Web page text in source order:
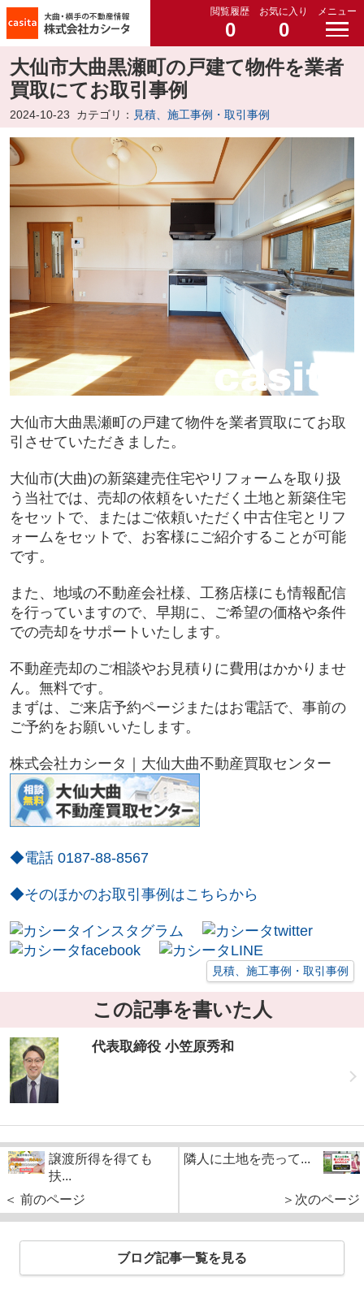
閲覧履歴
0
お気に入り
0
メニュー
大仙市大曲黒瀬町の戸建て物件を業者
買取にてお取引事例
2024-10-23 カテゴリ： 見積、施工事例・取引事例
大仙市大曲黒瀬町の戸建て物件を業者買取にてお取
引させていただきました。
大仙市(大曲)の新築建売住宅やリフォームを取り扱
う当社では、売却の依頼をいただく土地と新築住宅
をセットで、またはご依頼いただく中古住宅とリフ
ォームをセットで、お客様にご紹介することが可能
です。
また、地域の不動産会社様、工務店様にも情報配信
を行っていますので、早期に、ご希望の価格や条件
での売却をサポートいたします。
不動産売却のご相談やお見積りに費用はかかりませ
ん。無料です。
まずは、ご来店予約ページまたはお電話で、事前の
ご予約をお願いいたします。
株式会社カシータ｜大仙大曲不動産買取センター
◆電話 0187-88-8567
◆そのほかのお取引事例はこちらから
見積、施工事例・取引事例
この記事を書いた人
代表取締役 小笠原秀和
譲渡所得を得ても
扶...
＜ 前のページ
隣人に土地を売って...
＞次のページ
ブログ記事一覧を見る